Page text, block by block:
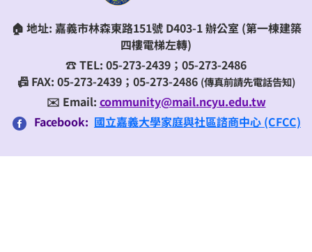
🏠 地址: 嘉義市林森東路151號 D403-1 辦公室 (第一棟建築
四樓電梯左轉)
☎️TEL: 05-273-2439；05-273-2486
📠 FAX: 05-273-2439；05-273-2486 (傳真前請先電話告知)
✉️ Email: community@mail.ncyu.edu.tw
Facebook: 國立嘉義大學家庭與社區諮商中心 (CFCC)